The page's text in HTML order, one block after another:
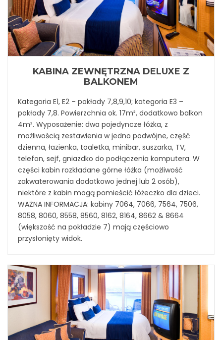
KABINA ZEWNĘTRZNA DELUXE Z
BALKONEM
Kategoria E1, E2 – pokłady 7,8,9,10; kategoria E3 –
pokłady 7,8. Powierzchnia ok. 17m², dodatkowo balkon
4m². Wyposażenie: dwa pojedyncze łóżka, z
możliwością zestawienia w jedno podwójne, część
dzienna, łazienka, toaletka, minibar, suszarka, TV,
telefon, sejf, gniazdko do podłączenia komputera. W
części kabin rozkładane górne łóżka (możliwość
zakwaterowania dodatkowo jednej lub 2 osób),
niektóre z kabin mogą pomieścić łóżeczko dla dzieci.
WAŻNA INFORMACJA: kabiny 7064, 7066, 7564, 7506,
8058, 8060, 8558, 8560, 8162, 8164, 8662 & 8664
(większość na pokładzie 7) mają częściowo
przysłonięty widok.